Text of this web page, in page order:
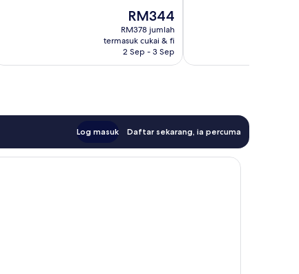
Harga
ialah
RM344
RM344
RM378 jumlah
termasuk cukai & fi
2 Sep - 3 Sep
Log masuk Daftar sekarang, ia percuma